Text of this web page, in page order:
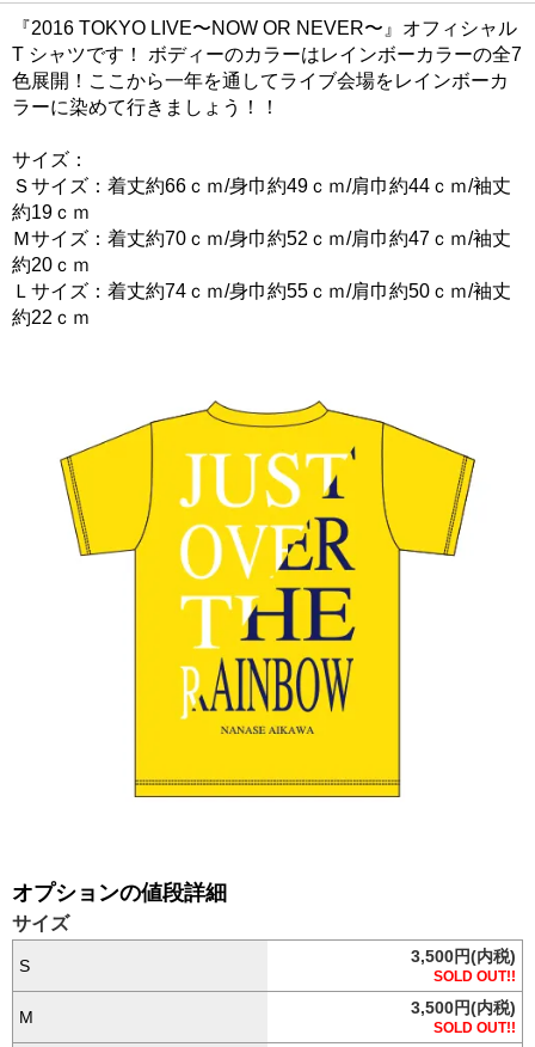
『2016 TOKYO LIVE〜NOW OR NEVER〜』オフィシャル
T シャツです！ ボディーのカラーはレインボーカラーの全7
色展開！ここから一年を通してライブ会場をレインボーカ
ラーに染めて行きましょう！！
サイズ：
Ｓサイズ：着丈約66ｃｍ/身巾約49ｃｍ/肩巾約44ｃｍ/袖丈
約19ｃｍ
Ｍサイズ：着丈約70ｃｍ/身巾約52ｃｍ/肩巾約47ｃｍ/袖丈
約20ｃｍ
Ｌサイズ：着丈約74ｃｍ/身巾約55ｃｍ/肩巾約50ｃｍ/袖丈
約22ｃｍ
オプションの値段詳細
サイズ
S 3,500円(内税)
SOLD OUT!!
M 3,500円(内税)
SOLD OUT!!